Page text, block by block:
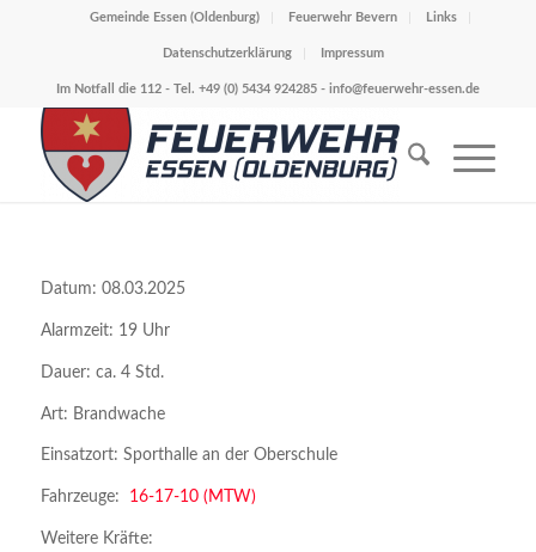
Gemeinde Essen (Oldenburg) Feuerwehr Bevern Links
Datenschutzerklärung Impressum
Im Notfall die 112 - Tel. +49 (0) 5434 924285 - info@feuerwehr-essen.de
Datum: 08.03.2025
Alarmzeit: 19 Uhr
Dauer: ca. 4 Std.
Art: Brandwache
Einsatzort: Sporthalle an der Oberschule
Fahrzeuge: 16-17-10 (MTW)
Weitere Kräfte: